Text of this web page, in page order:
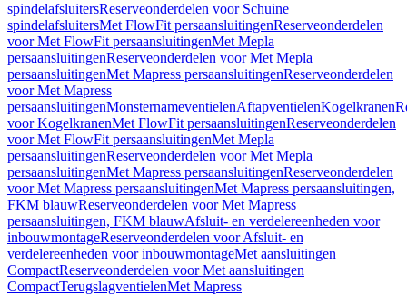
spindelafsluitersReserveonderdelen voor Schuine
spindelafsluitersMet FlowFit persaansluitingenReserveonderdelen
voor Met FlowFit persaansluitingenMet Mepla
persaansluitingenReserveonderdelen voor Met Mepla
persaansluitingenMet Mapress persaansluitingenReserveonderdelen
voor Met Mapress
persaansluitingenMonsternameventielenAftapventielenKogelkranen
voor KogelkranenMet FlowFit persaansluitingenReserveonderdelen
voor Met FlowFit persaansluitingenMet Mepla
persaansluitingenReserveonderdelen voor Met Mepla
persaansluitingenMet Mapress persaansluitingenReserveonderdelen
voor Met Mapress persaansluitingenMet Mapress persaansluitingen,
FKM blauwReserveonderdelen voor Met Mapress
persaansluitingen, FKM blauwAfsluit- en verdelereenheden voor
inbouwmontageReserveonderdelen voor Afsluit- en
verdelereenheden voor inbouwmontageMet aansluitingen
CompactReserveonderdelen voor Met aansluitingen
CompactTerugslagventielenMet Mapress